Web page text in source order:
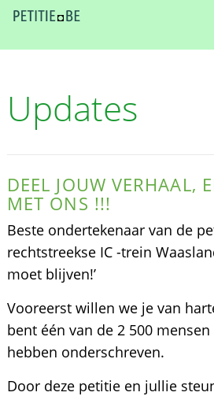
Updates
DEEL JOUW VERHAAL,
MET ONS !!!
Beste ondertekenaar van de
rechtstreekse IC -trein
moet blijven!’
Vooreerst willen we je van
bent één van de 2 500
hebben onderschreven.
Door deze petitie en jullie